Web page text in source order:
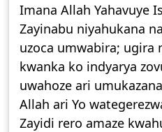
Imana Allah Yahavuye
Zayinabu niyahukana
uzoca umwabira; ugira
kwanka ko indyarya
uwahoze ari
Allah ari Yo
Zayidi rero amaze